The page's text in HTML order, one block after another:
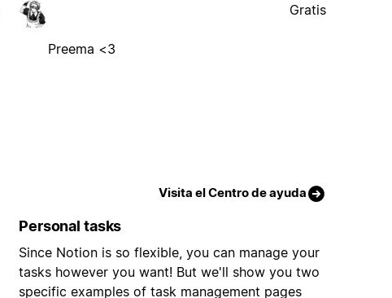
Preema <3
Gratis
Visita el Centro de ayuda
Personal tasks
Since Notion is so flexible, you can manage your
tasks however you want! But we'll show you two
specific examples of task management pages